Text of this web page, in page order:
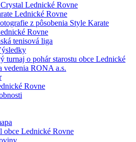
Lednické Rovne
Lednické Rovne
z pôsobenia Style Karate
Rovne
tenisová liga
turnaj o pohár starostu obce Lednické
vedenia RONA a.s.
Rovne
obce Lednické Rovne